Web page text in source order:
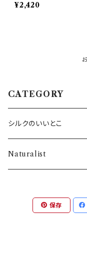
¥2,420
CATEGORY
シルクのいいとこ
・SILKシャツ
・SILK腹巻き
Naturalist
保存